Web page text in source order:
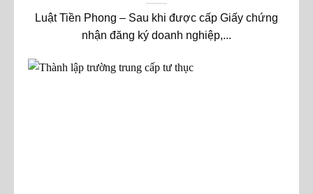
Luật Tiền Phong – Sau khi được cấp Giấy chứng
nhận đăng ký doanh nghiệp,...